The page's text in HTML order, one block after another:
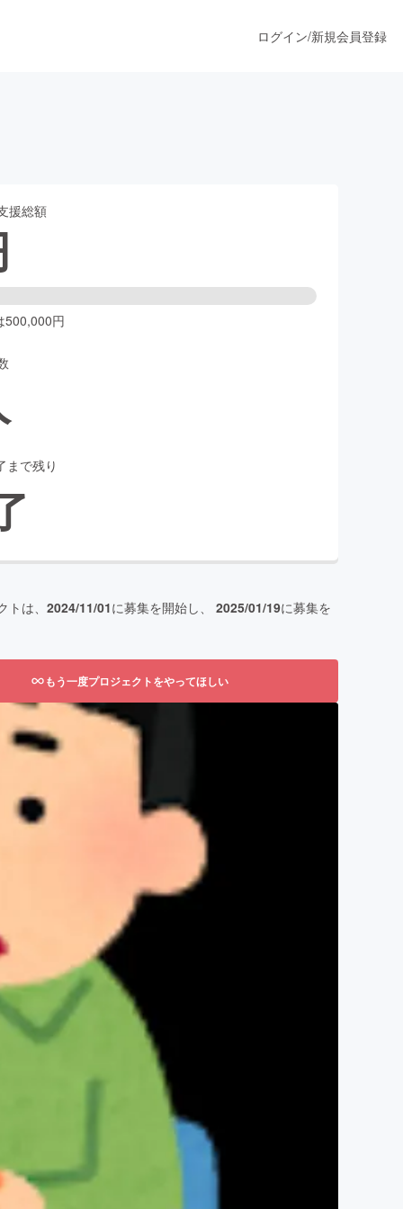
ログイン/新規会員登録
援総額
500,000円
まで残り
は、 2024/11/01に募集を開始し、 2025/01/19に募集を
もう一度プロジェクトをやってほしい